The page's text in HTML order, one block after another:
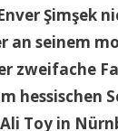
Şimşek
an seinem
zweifache
hessischen
Toy in